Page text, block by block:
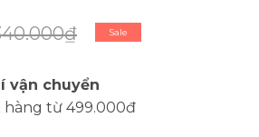
Sale
vận chuyển
hàng từ 499.000đ